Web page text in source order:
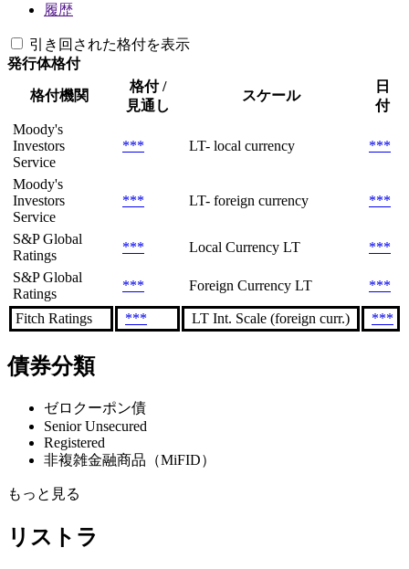
履歴
引き回された格付を表示
発行体格付
格付機関
格付 /
見通し
スケール
日
付
Moody's
Investors
Service
*** LT- local currency ***
Moody's
Investors
Service
*** LT- foreign currency ***
S&P Global
Ratings
*** Local Currency LT
***
S&P Global
Ratings
*** Foreign Currency LT ***
Fitch Ratings *** LT Int. Scale (foreign curr.) ***
債券分類
ゼロクーポン債
Senior Unsecured
Registered
非複雑金融商品（MiFID）
もっと見る
リストラ